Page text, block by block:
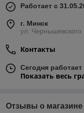
Работает с
г. Минск
ул.
Контакты
Сегодня
Показать весь
Отзывы о магазине